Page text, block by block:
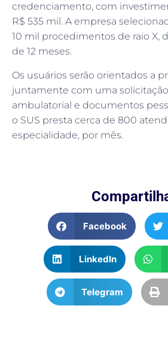
credenciamento, com
R$ 535 mil. A empresa
10 mil procedimentos de raio X,
de 12 meses.
Os usuários serão orientados a
juntamente com uma
ambulatorial e documentos
o SUS presta cerca de 800
especialidade, por mês.
Facebook
LinkedIn
Telegram